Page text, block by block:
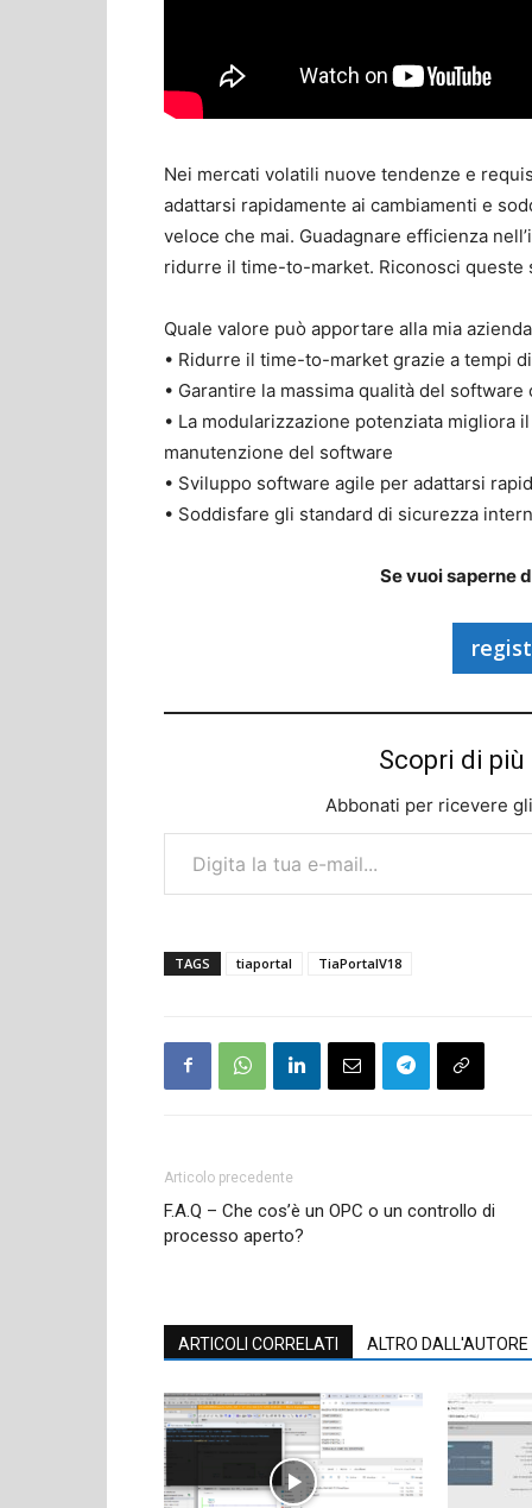
Nei mercati volatili nuove tendenze e
adattarsi rapidamente ai cambiamenti e
veloce che mai. Guadagnare efficienza
ridurre il time-to-market. Riconosci queste
Quale valore può apportare alla mia
• Ridurre il time-to-market grazie a tempi
• Garantire la massima qualità del
• La modularizzazione potenziata
manutenzione del software
• Sviluppo software agile per adattarsi
• Soddisfare gli standard di sicurezza
Se vuoi saperne
Scopri di
Abbonati per ricevere
Digita la tua e-mail...
TAGS tiaportal TiaPortalV18
Articolo precedente
F.A.Q – Che cos’è un OPC o un controllo di
processo aperto?
ARTICOLI CORRELATI ALTRO DALL'AUTORE